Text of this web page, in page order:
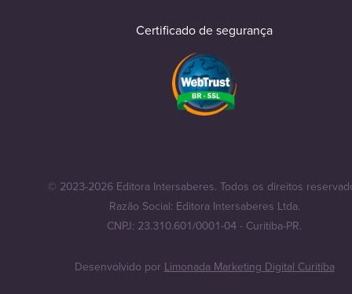
Certificado de segurança
© 2023-2026 Editora Intersaberes. Todos os direitos
Razão Social: Editora Intersaberes Ltda.
CNPJ: 23.310.601/0001-04 - Curitiba-PR.
Desenvolvido por Limonada Marketing Digital Curitiba